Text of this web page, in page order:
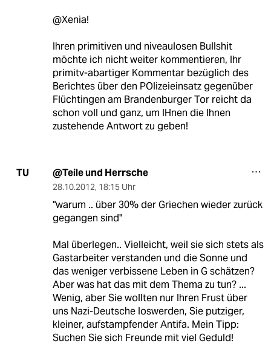
@Xenia!
Ihren primitiven und niveaulosen Bullshit
möchte ich nicht weiter kommentieren, Ihr
primitv-abartiger Kommentar bezüglich des
Berichtes über den POlizeieinsatz gegenüber
Flüchtingen am Brandenburger Tor reicht da
schon voll und ganz, um IHnen die Ihnen
zustehende Antwort zu geben!
TU @Teile und Herrsche
28.10.2012, 18:15 Uhr
"warum .. über 30% der Griechen wieder zurück
gegangen sind"
Mal überlegen.. Vielleicht, weil sie sich stets als
Gastarbeiter verstanden und die Sonne und
das weniger verbissene Leben in G schätzen?
Aber was hat das mit dem Thema zu tun? ...
Wenig, aber Sie wollten nur Ihren Frust über
uns Nazi-Deutsche loswerden, Sie putziger,
kleiner, aufstampfender Antifa. Mein Tipp:
Suchen Sie sich Freunde mit viel Geduld!